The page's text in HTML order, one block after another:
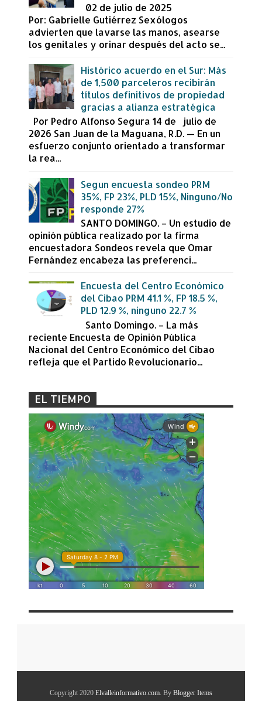
02 de julio de 2025
Por: Gabrielle Gutiérrez Sexólogos
advierten que lavarse las manos, asearse
los genitales y orinar después del acto se...
Histórico acuerdo en el Sur: Más
de 1,500 parceleros recibirán
títulos definitivos de propiedad
gracias a alianza estratégica
Por Pedro Alfonso Segura 14 de julio de
2026 San Juan de la Maguana, R.D. — En un
esfuerzo conjunto orientado a transformar
la rea...
Segun encuesta sondeo PRM
35%, FP 23%, PLD 15%, Ninguno/No
responde 27%
SANTO DOMINGO. – Un estudio de
opinión pública realizado por la firma
encuestadora Sondeos revela que Omar
Fernández encabeza las preferenci...
Encuesta del Centro Económico
del Cibao PRM 41.1 %, FP 18.5 %,
PLD 12.9 %, ninguno 22.7 %
Santo Domingo. – La más
reciente Encuesta de Opinión Pública
Nacional del Centro Económico del Cibao
refleja que el Partido Revolucionario...
EL TIEMPO
Copyright 2020 Elvalleinformativo.com . By Blogger Items